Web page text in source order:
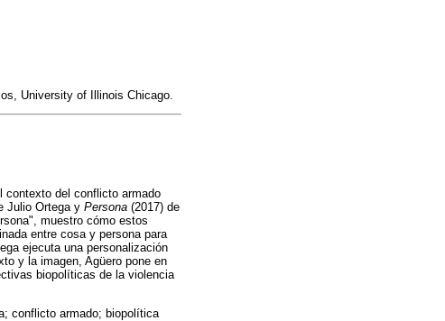
University of Illinois Chicago.
contexto del conflicto armado
Julio Ortega y Persona (2017) de
muestro cómo estos
entre cosa y persona para
ejecuta una personalización
y la imagen, Agüero pone en
biopolíticas de la violencia
conflicto armado; biopolítica